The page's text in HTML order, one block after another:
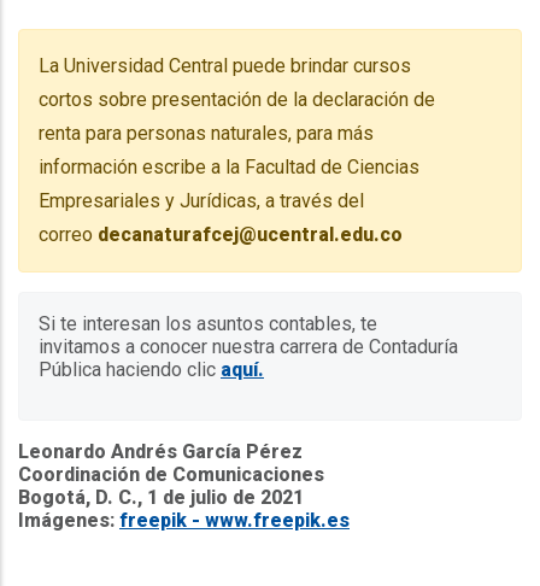
La Universidad Central puede brindar cursos
cortos sobre presentación de la declaración de
renta para personas naturales, para más
información escribe a la Facultad de Ciencias
Empresariales y Jurídicas, a través del
correo decanaturafcej@ucentral.edu.co
Si te interesan los asuntos contables, te
invitamos a conocer nuestra carrera de Contaduría
Pública haciendo clic aquí.
Leonardo Andrés García Pérez
Coordinación de Comunicaciones
Bogotá, D. C., 1 de julio de 2021
Imágenes: freepik - www.freepik.es